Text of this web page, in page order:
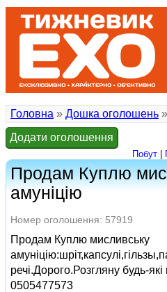
Головна » Дошка оголошень »
Додати оголошення
Побут
Продам Куплю
амунiцiю
Номер оголошення: 57919
Продам Куплю мисливську
речi.Дорого.Розгляну будь-
0505477573